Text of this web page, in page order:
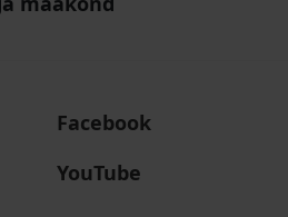
Facebook
YouTube